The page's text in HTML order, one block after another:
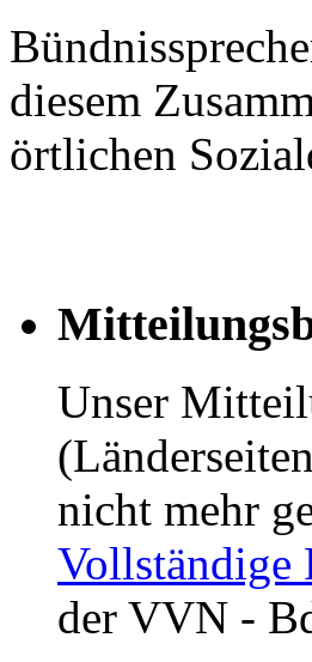
diesem
örtlichen
Unser
nicht mehr
Vollständige
der VVN -